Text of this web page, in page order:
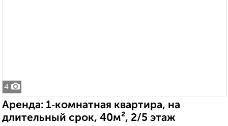
4
Аренда: 1‑комнатная квартира, на
длительный срок, 40м², 2/5 этаж